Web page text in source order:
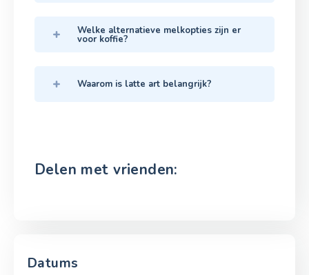
Welke alternatieve melkopties zijn er
voor koffie?
Waarom is latte art belangrijk?
Delen met vrienden:
Datums